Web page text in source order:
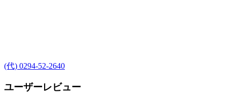
(代) 0294-52-2640
ユーザーレビュー